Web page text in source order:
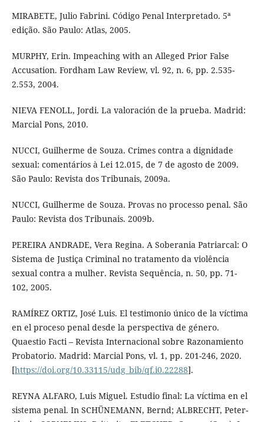
MIRABETE, Julio Fabrini. Código Penal Interpretado. 5ª
edição. São Paulo: Atlas, 2005.
MURPHY, Erin. Impeaching with an Alleged Prior False
Accusation. Fordham Law Review, vl. 92, n. 6, pp. 2.535-
2.553, 2004.
NIEVA FENOLL, Jordi. La valoración de la prueba. Madrid:
Marcial Pons, 2010.
NUCCI, Guilherme de Souza. Crimes contra a dignidade
sexual: comentários à Lei 12.015, de 7 de agosto de 2009.
São Paulo: Revista dos Tribunais, 2009a.
NUCCI, Guilherme de Souza. Provas no processo penal. São
Paulo: Revista dos Tribunais. 2009b.
PEREIRA ANDRADE, Vera Regina. A Soberania Patriarcal: O
Sistema de Justiça Criminal no tratamento da violência
sexual contra a mulher. Revista Sequência, n. 50, pp. 71-
102, 2005.
RAMÍREZ ORTIZ, José Luis. El testimonio único de la víctima
en el proceso penal desde la perspectiva de género.
Quaestio Facti – Revista Internacional sobre Razonamiento
Probatorio. Madrid: Marcial Pons, vl. 1, pp. 201-246, 2020.
[https://doi.org/10.33115/udg_bib/qf.i0.22288].
REYNA ALFARO, Luis Miguel. Estudio final: La víctima en el
sistema penal. In SCHÜNEMANN, Bernd; ALBRECHT, Peter-